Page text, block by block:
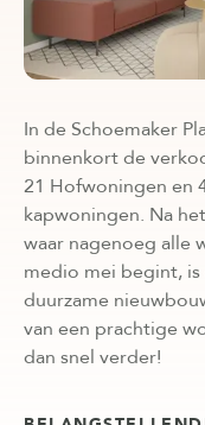
In de Schoemaker
binnenkort de
21 Hofwoningen en
kapwoningen. Na
waar nagenoeg alle
medio mei begint,
duurzame
van een prachtige
dan snel verder!